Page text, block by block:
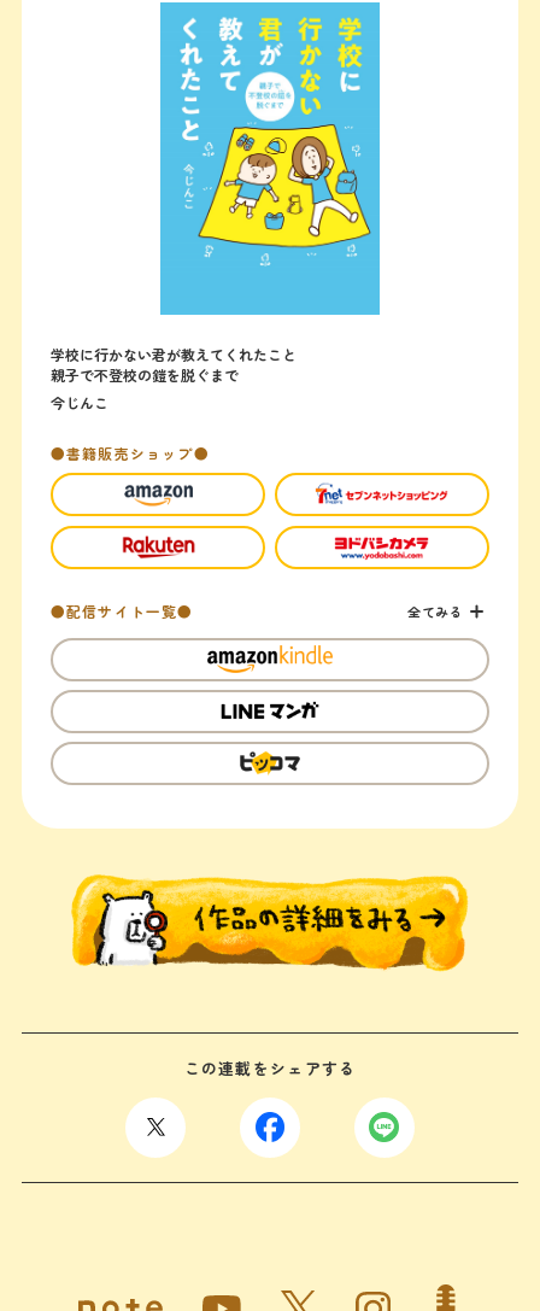
学校に行かない君が教えてくれたこと
親子で不登校の鎧を脱ぐまで
今じんこ
●書籍販売ショップ●
●配信サイト一覧● 全てみる
この連載をシェアする